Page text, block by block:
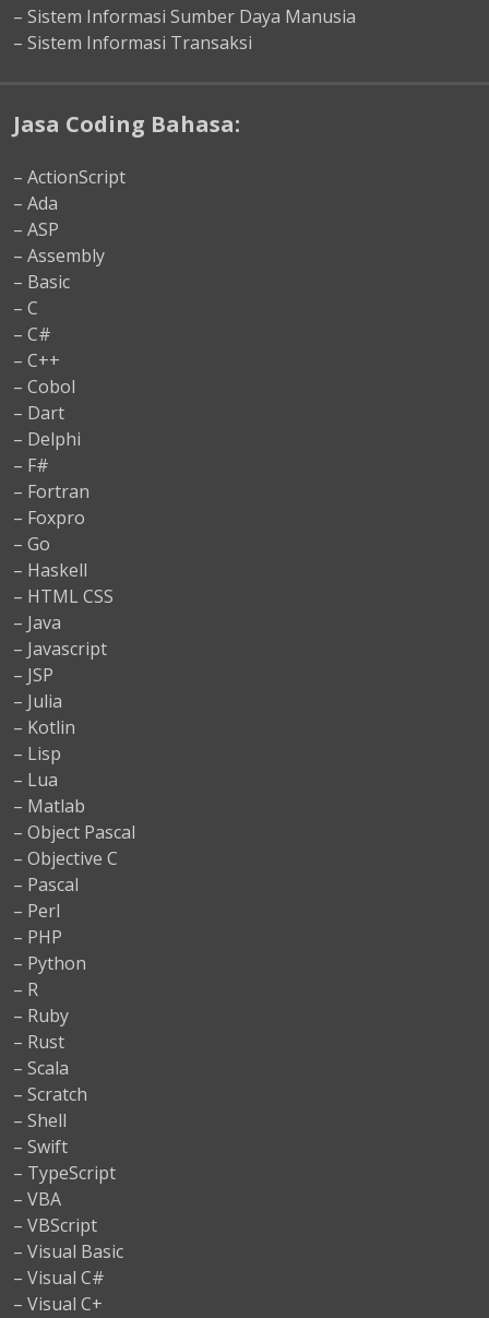
– Sistem Informasi Sumber Daya Manusia
– Sistem Informasi Transaksi
Jasa Coding Bahasa:
– ActionScript
– Ada
– ASP
– Assembly
– Basic
– C
– C#
– C++
– Cobol
– Dart
– Delphi
– F#
– Fortran
– Foxpro
– Go
– Haskell
– HTML CSS
– Java
– Javascript
– JSP
– Julia
– Kotlin
– Lisp
– Lua
– Matlab
– Object Pascal
– Objective C
– Pascal
– Perl
– PHP
– Python
– R
– Ruby
– Rust
– Scala
– Scratch
– Shell
– Swift
– TypeScript
– VBA
– VBScript
– Visual Basic
– Visual C#
– Visual C+